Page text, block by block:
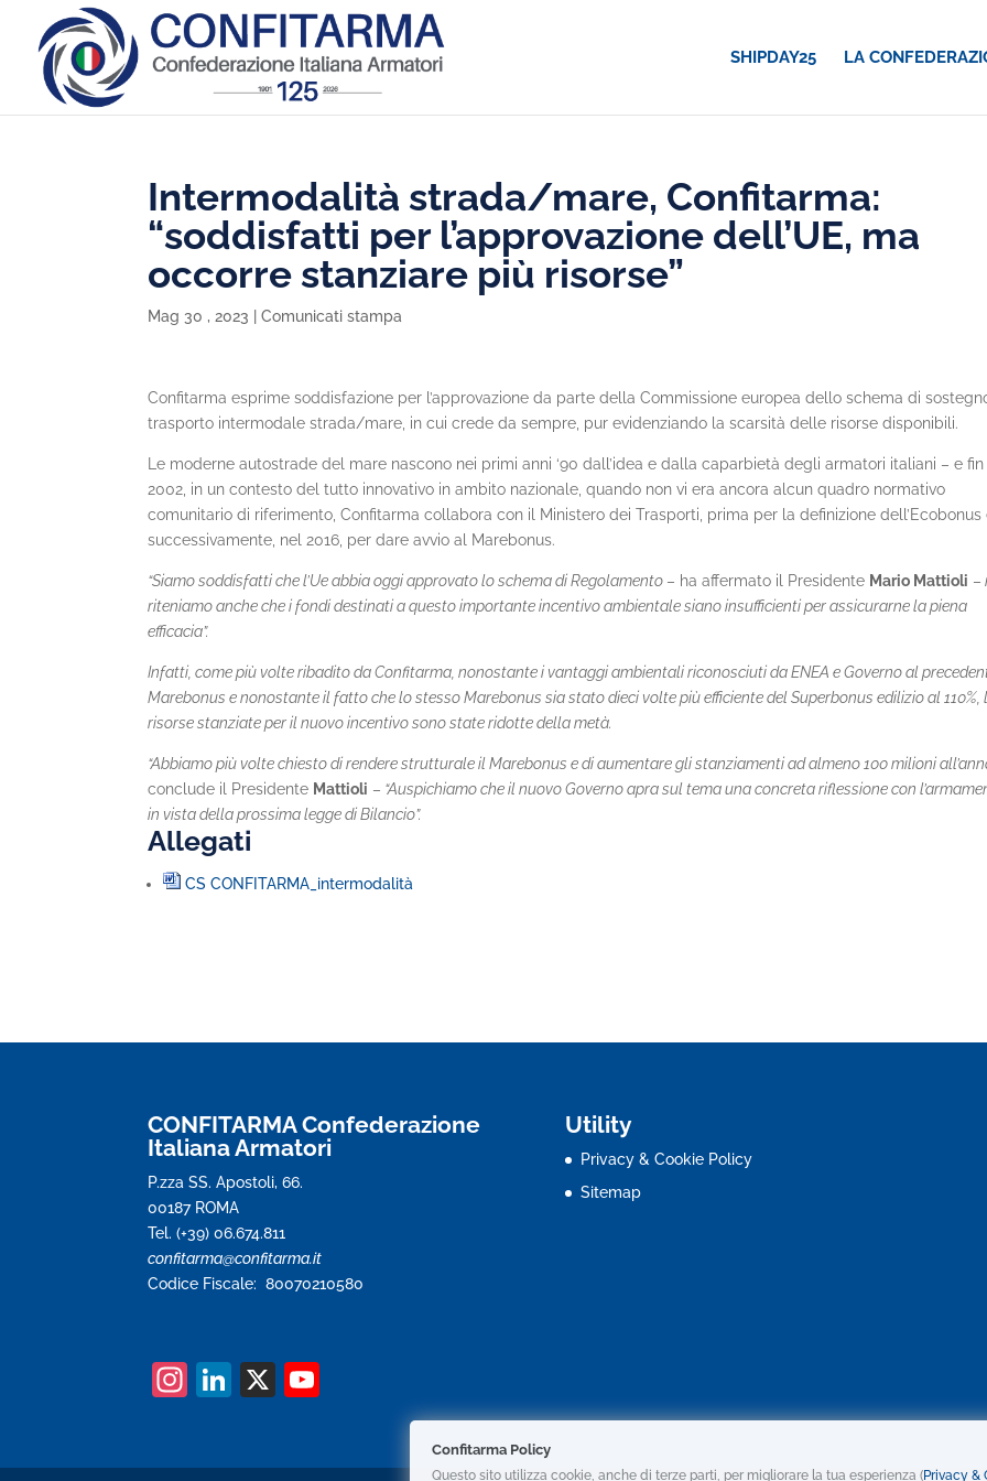
SHIPDAY25 LA
Intermodalità strada/mare, Confitarma:
“soddisfatti per l’approvazione dell’UE, ma
occorre stanziare più risorse”
Mag 30 , 2023 |Comunicati stampa
Confitarma esprime soddisfazione per l’approvazione da parte della Commissione europea dello schema di
trasporto intermodale strada/mare, in cui crede da sempre, pur evidenziando la scarsità delle risorse disponibili.
Le moderne autostrade del mare nascono nei primi anni ‘90 dall’idea e dalla caparbietà degli armatori italiani – e fin
2002, in un contesto del tutto innovativo in ambito nazionale, quando non vi era ancora alcun quadro normativo
comunitario di riferimento, Confitarma collabora con il Ministero dei Trasporti, prima per la definizione dell’Ecobonus
successivamente, nel 2016, per dare avvio al Marebonus.
“Siamo soddisfatti che l’Ue abbia oggi approvato lo schema di Regolamento – ha affermato il Presidente Mario Mattioli –
riteniamo anche che i fondi destinati a questo importante incentivo ambientale siano insufficienti per assicurarne la piena
efficacia”.
Infatti, come più volte ribadito da Confitarma, nonostante i vantaggi ambientali riconosciuti da ENEA e Governo al
Marebonus e nonostante il fatto che lo stesso Marebonus sia stato dieci volte più efficiente del Superbonus edilizio al 110%,
risorse stanziate per il nuovo incentivo sono state ridotte della metà.
“Abbiamo più volte chiesto di rendere strutturale il Marebonus e di aumentare gli stanziamenti ad almeno 100 milioni
conclude il Presidente Mattioli – “Auspichiamo che il nuovo Governo apra sul tema una concreta riflessione con
in vista della prossima legge di Bilancio”.
Allegati
CS CONFITARMA_intermodalità
CONFITARMA Confederazione
Italiana Armatori
P.zza SS. Apostoli, 66.
00187 ROMA
Tel. (+39) 06.674.811
confitarma@confitarma.it
Codice Fiscale: 80070210580
In Li X
Utility
Privacy & Cookie Policy
Sitemap
Confitarma Policy
Questo sito utilizza cookie, anche di terze parti, per migliorare la tua esperienza (Privacy &